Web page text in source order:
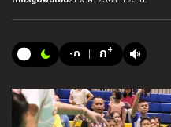
-ก ก+